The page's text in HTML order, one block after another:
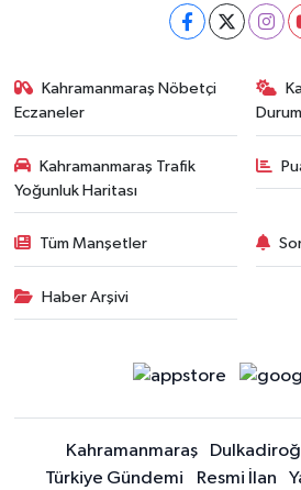
Kahramanmaraş Nöbetçi
Eczaneler
Kahramanmaraş Trafik
Yoğunluk Haritası
Tüm Manşetler
Haber Arşivi
Kahramanmaraş
Türkiye Gündemi
Resmi İlan